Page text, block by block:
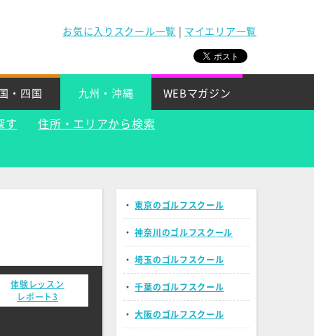
お気に入りスクール一覧 マイエリア一覧
・四国 九州・沖縄 WEBマガジン
す 住所・エリアから検索
体験レッスン
レポート3
・東京のゴルフスクール
・神奈川のゴルフスクール
・埼玉のゴルフスクール
・千葉のゴルフスクール
・大阪のゴルフスクール